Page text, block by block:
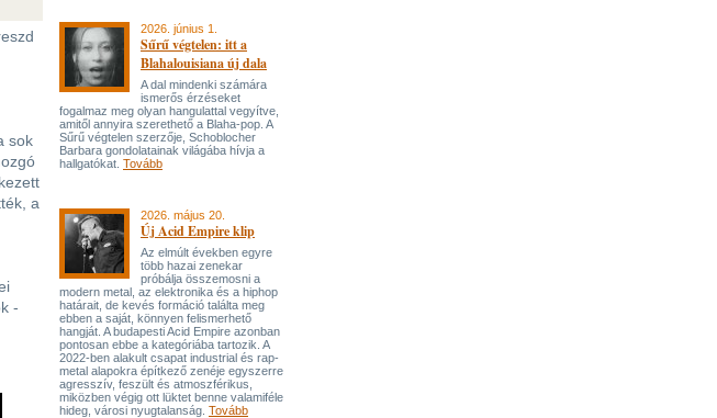
sok
a
-
2026. június 1.
Sűrű végtelen: itt a
Blahalouisiana új dala
A dal mindenki számára
ismerős érzéseket
fogalmaz meg olyan hangulattal vegyítve,
amitől annyira szerethető a Blaha-pop. A
Sűrű végtelen szerzője, Schoblocher
Barbara gondolatainak világába hívja a
hallgatókat. Tovább
2026. május 20.
Új Acid Empire klip
Az elmúlt években egyre
több hazai zenekar
próbálja összemosni a
modern metal, az elektronika és a hiphop
határait, de kevés formáció találta meg
ebben a saját, könnyen felismerhető
hangját. A budapesti Acid Empire azonban
pontosan ebbe a kategóriába tartozik. A
2022-ben alakult csapat industrial és rap-
metal alapokra építkező zenéje egyszerre
agresszív, feszült és atmoszférikus,
miközben végig ott lüktet benne valamiféle
hideg, városi nyugtalanság. Tovább